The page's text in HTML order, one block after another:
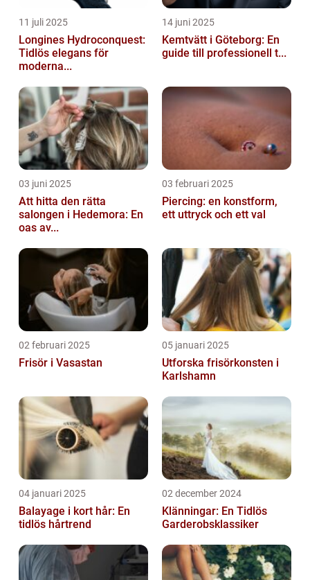
11 juli 2025
Longines Hydroconquest:
Tidlös elegans för
moderna...
14 juni 2025
Kemtvätt i Göteborg: En
guide till professionell t...
03 juni 2025
Att hitta den rätta
salongen i Hedemora: En
oas av...
03 februari 2025
Piercing: en konstform,
ett uttryck och ett val
02 februari 2025
Frisör i Vasastan
05 januari 2025
Utforska frisörkonsten i
Karlshamn
04 januari 2025
Balayage i kort hår: En
tidlös hårtrend
02 december 2024
Klänningar: En Tidlös
Garderobsklassiker